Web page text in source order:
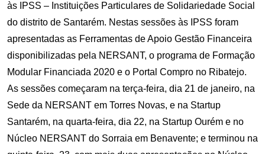
às IPSS – Instituições Particulares de Solidariedade Social
do distrito de Santarém. Nestas sessões às IPSS foram
apresentadas as Ferramentas de Apoio Gestão Financeira
disponibilizadas pela NERSANT, o programa de Formação
Modular Financiada 2020 e o Portal Compro no Ribatejo.
As sessões começaram na terça-feira, dia 21 de janeiro, na
Sede da NERSANT em Torres Novas, e na Startup
Santarém, na quarta-feira, dia 22, na Startup Ourém e no
Núcleo NERSANT do Sorraia em Benavente; e terminou na